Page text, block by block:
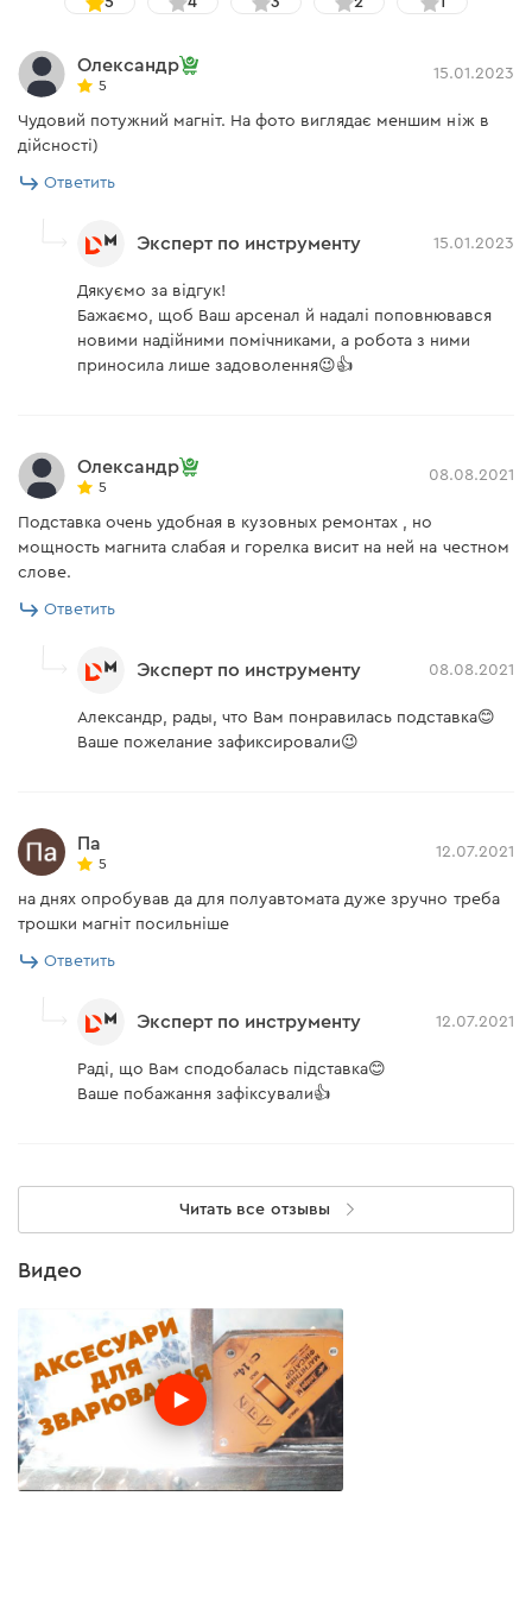
Олександр
5
15.01.2023
Чудовий потужний магніт. На фото виглядає меншим ніж в
дійсності)
Ответить
Эксперт по инструменту 15.01.2023
Дякуємо за відгук!
Бажаємо, щоб Ваш арсенал й надалі поповнювався
новими надійними помічниками, а робота з ними
приносила лише задоволення😉👍
Олександр
5
08.08.2021
Подставка очень удобная в кузовных ремонтах , но
мощность магнита слабая и горелка висит на ней на честном
слове.
Ответить
Эксперт по инструменту 08.08.2021
Александр, рады, что Вам понравилась подставка😊
Ваше пожелание зафиксировали😉
Па
5
12.07.2021
на днях опробував да для полуавтомата дуже зручно треба
трошки магніт посильніше
Ответить
Эксперт по инструменту 12.07.2021
Раді, що Вам сподобалась підставка😊
Ваше побажання зафіксували👍
Читать все отзывы
Видео